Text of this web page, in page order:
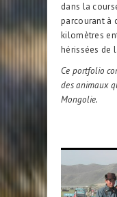
dans la
parcourant à
kilomètres
hérissées de
Ce portfolio
des animaux
Mongolie.